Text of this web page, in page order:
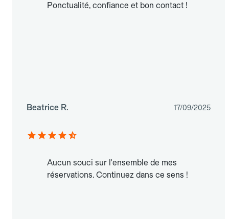
Ponctualité, confiance et bon contact !
Beatrice R. 17/09/2025
Aucun souci sur l'ensemble de mes
réservations. Continuez dans ce sens !